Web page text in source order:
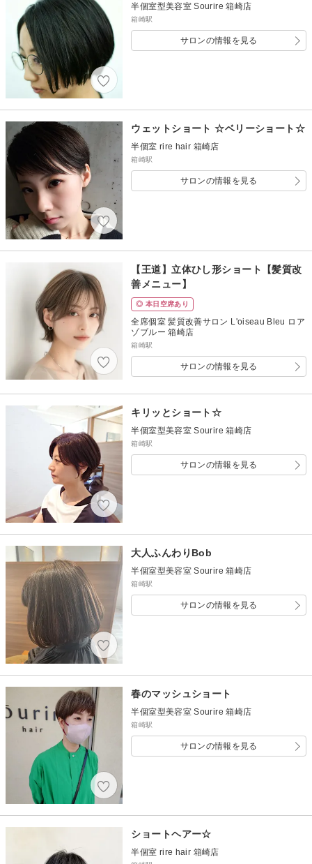
半個室型美容室 Sourire 箱崎店
箱崎駅
サロンの情報を見る
ウェットショート ☆ベリーショート☆
半個室 rire hair 箱崎店
箱崎駅
サロンの情報を見る
【王道】立体ひし形ショート【髪質改
善メニュー】
◎ 本日空席あり
全席個室 髪質改善サロン L'oiseau Bleu ロア
ゾブルー 箱崎店
箱崎駅
サロンの情報を見る
キリッとショート☆
半個室型美容室 Sourire 箱崎店
箱崎駅
サロンの情報を見る
大人ふんわりBob
半個室型美容室 Sourire 箱崎店
箱崎駅
サロンの情報を見る
春のマッシュショート
半個室型美容室 Sourire 箱崎店
箱崎駅
サロンの情報を見る
ショートヘアー☆
半個室 rire hair 箱崎店